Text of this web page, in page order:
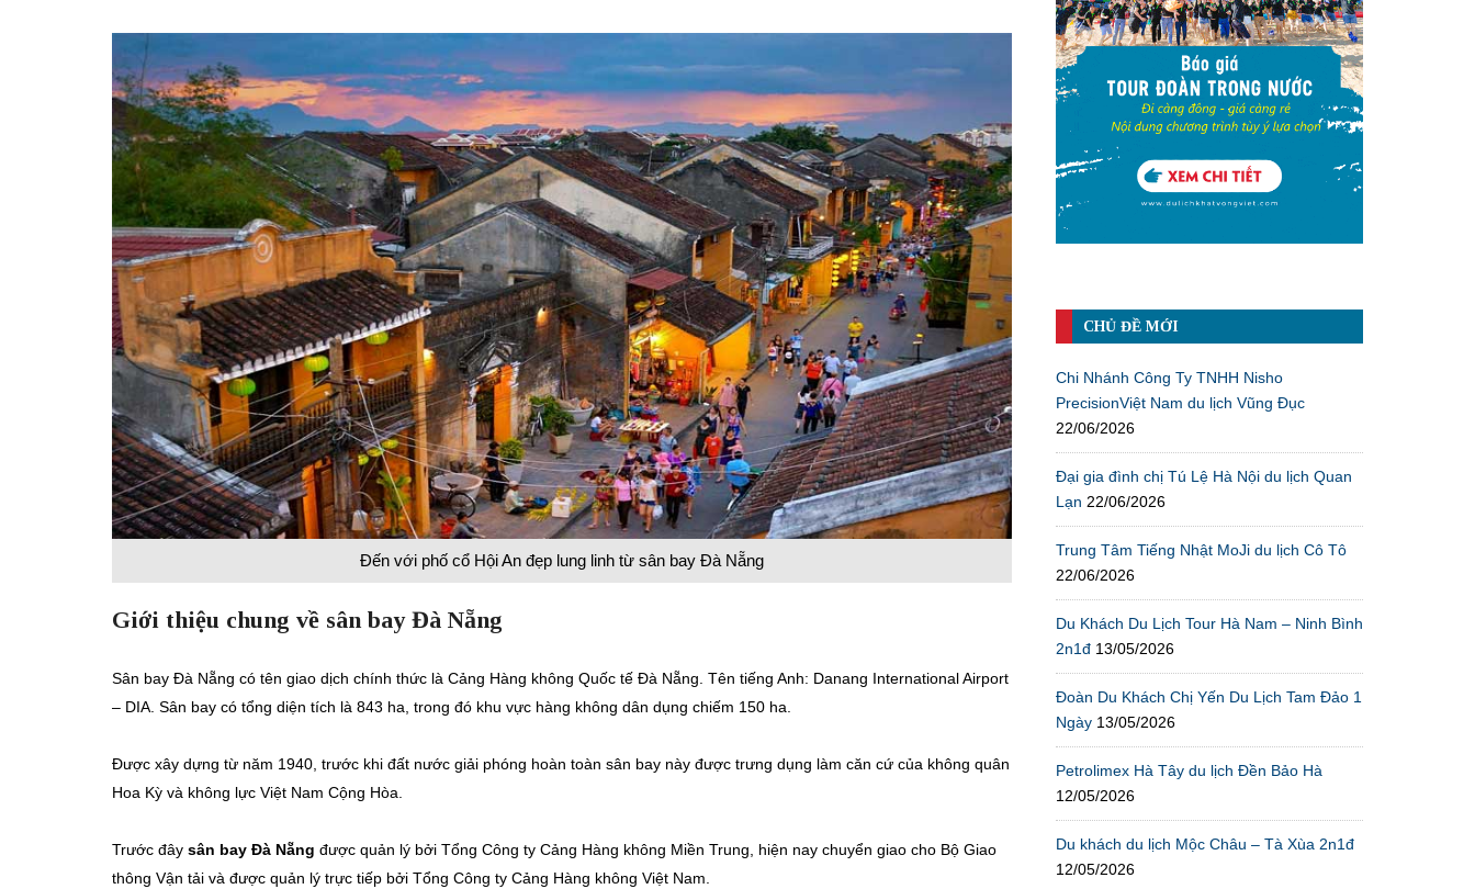
Đến với phố cổ Hội An đẹp lung linh từ sân bay Đà Nẵng
Giới thiệu chung về sân bay Đà Nẵng
Sân bay Đà Nẵng có tên giao dịch chính thức là Cảng Hàng không Quốc tế Đà Nẵng. Tên tiếng Anh: Danang International Airport
– DIA. Sân bay có tổng diện tích là 843 ha, trong đó khu vực hàng không dân dụng chiếm 150 ha.
Được xây dựng từ năm 1940, trước khi đất nước giải phóng hoàn toàn sân bay này được trưng dụng làm căn cứ của không quân
Hoa Kỳ và không lực Việt Nam Cộng Hòa.
Trước đây sân bay Đà Nẵng được quản lý bởi Tổng Công ty Cảng Hàng không Miền Trung, hiện nay chuyển giao cho Bộ Giao
thông Vận tải và được quản lý trực tiếp bởi Tổng Công ty Cảng Hàng không Việt Nam.
CHỦ ĐỀ MỚI
Chi Nhánh Công Ty TNHH Nisho
PrecisionViệt Nam du lịch Vũng Đục
22/06/2026
Đại gia đình chị Tú Lệ Hà Nội du lịch Quan
Lạn 22/06/2026
Trung Tâm Tiếng Nhật MoJi du lịch Cô Tô
22/06/2026
Du Khách Du Lịch Tour Hà Nam – Ninh Bình
2n1đ 13/05/2026
Đoàn Du Khách Chị Yến Du Lịch Tam Đảo 1
Ngày 13/05/2026
Petrolimex Hà Tây du lịch Đền Bảo Hà
12/05/2026
Du khách du lịch Mộc Châu – Tà Xùa 2n1đ
12/05/2026